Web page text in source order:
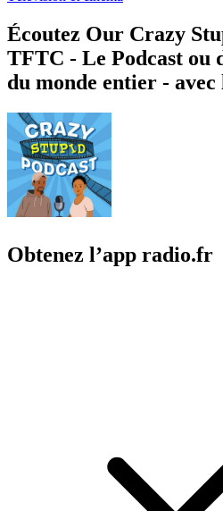
Écoutez Our Crazy
TFTC - Le Podcast ou
du monde entier -
Obtenez l’app